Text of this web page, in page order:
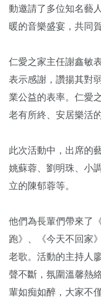
動邀請了多位知名藝
暖的音樂盛宴，共同
仁愛之家主任謝鑫敏
表示感謝，讚揚其對
業公益的表率。仁愛
老有所終、安居樂活
此次活動中，出席的
姚蘇蓉、劉明珠、小
立的陳郁蓉等。
他們為長輩們帶來了
跑》、《今天不回家
老歌。活動的主持人
聲不斷，氛圍溫馨熱
輩如痴如醉，大家不